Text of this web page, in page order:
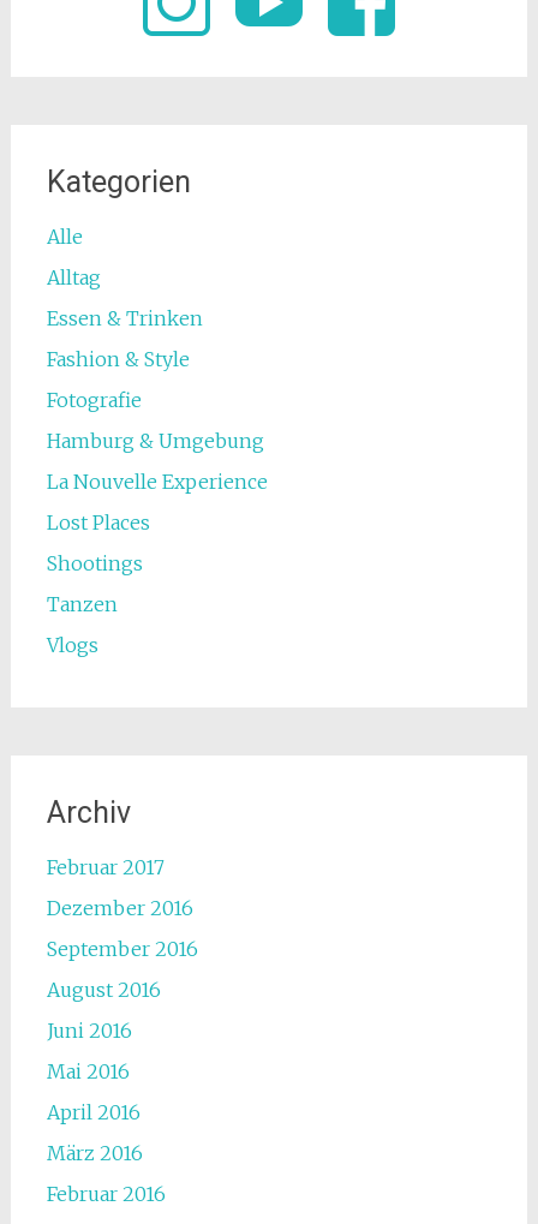
Kategorien
Alle
Alltag
Essen & Trinken
Fashion & Style
Fotografie
Hamburg & Umgebung
La Nouvelle Experience
Lost Places
Shootings
Tanzen
Vlogs
Archiv
Februar 2017
Dezember 2016
September 2016
August 2016
Juni 2016
Mai 2016
April 2016
März 2016
Februar 2016